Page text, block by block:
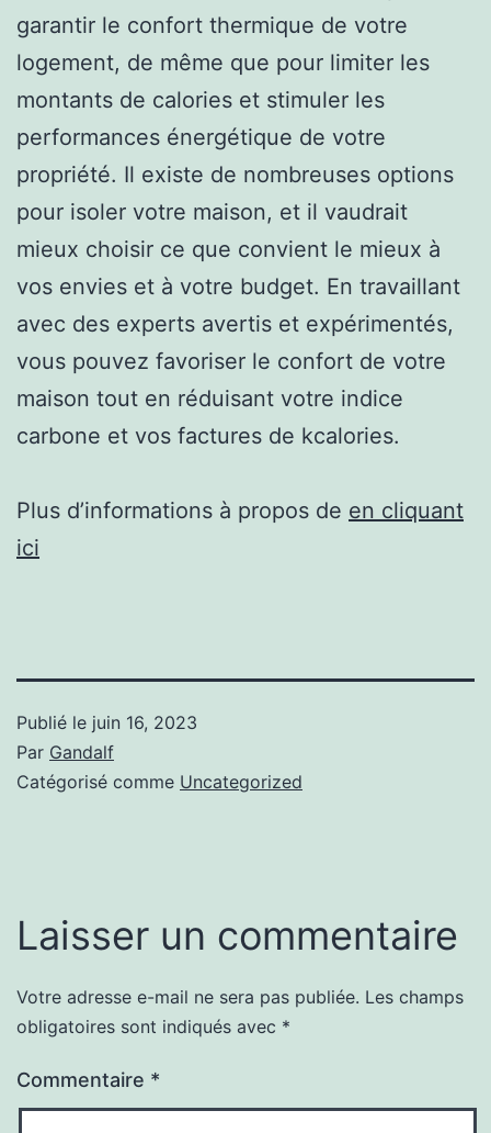
garantir le confort thermique de votre
logement, de même que pour limiter les
montants de calories et stimuler les
performances énergétique de votre
propriété. Il existe de nombreuses options
pour isoler votre maison, et il vaudrait
mieux choisir ce que convient le mieux à
vos envies et à votre budget. En travaillant
avec des experts avertis et expérimentés,
vous pouvez favoriser le confort de votre
maison tout en réduisant votre indice
carbone et vos factures de kcalories.
Plus d’informations à propos de en cliquant
ici
Publié le juin 16, 2023
Par Gandalf
Catégorisé comme Uncategorized
Laisser un commentaire
Votre adresse e-mail ne sera pas publiée. Les champs
obligatoires sont indiqués avec *
Commentaire *